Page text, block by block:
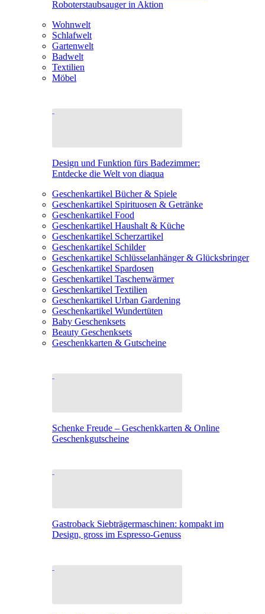
Roboterstaubsauger in Aktion
Wohnwelt
Schlafwelt
Gartenwelt
Badwelt
Textilien
Möbel
Design und Funktion fürs Badezimmer:
Entdecke die Welt von diaqua
Geschenkartikel Bücher & Spiele
Geschenkartikel Spirituosen & Getränke
Geschenkartikel Food
Geschenkartikel Haushalt & Küche
Geschenkartikel Scherzartikel
Geschenkartikel Schilder
Geschenkartikel Schlüsselanhänger & Glücksbringer
Geschenkartikel Spardosen
Geschenkartikel Taschenwärmer
Geschenkartikel Textilien
Geschenkartikel Urban Gardening
Geschenkartikel Wundertüten
Baby Geschenksets
Beauty Geschenksets
Geschenkkarten & Gutscheine
Schenke Freude – Geschenkkarten & Online
Geschenkgutscheine
Gastroback Siebträgermaschinen: kompakt im
Design, gross im Espresso-Genuss